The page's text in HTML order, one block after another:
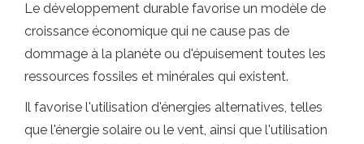
Le développement durable favorise un modèle de
croissance économique qui ne cause pas de
dommage à la planète ou d'épuisement toutes les
ressources fossiles et minérales qui existent.
Il favorise l'utilisation d'énergies alternatives, telles
que l'énergie solaire ou le vent, ainsi que l'utilisation